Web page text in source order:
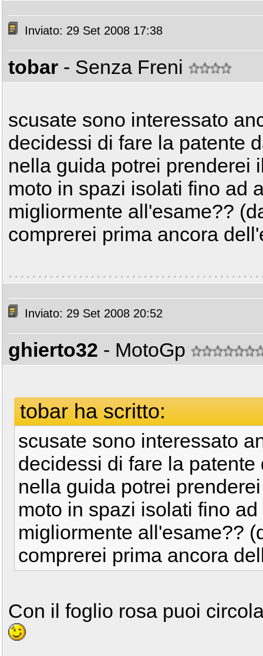
Inviato: 29 Set 2008 17:38
tobar - Senza Freni
scusate sono interessato
decidessi di fare la patente
nella guida potrei prenderei
moto in spazi isolati fino ad
migliormente all'esame??
comprerei prima ancora
Inviato: 29 Set 2008 20:52
ghierto32 - MotoGp
tobar ha scritto:
scusate sono interessato
decidessi di fare la
nella guida potrei
moto in spazi isolati fino
migliormente all'esame??
comprerei prima ancora
Con il foglio rosa puoi